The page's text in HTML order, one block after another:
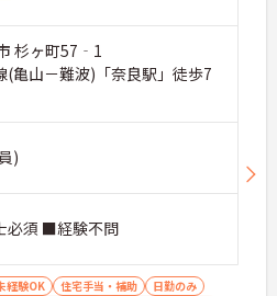
杉ヶ町57‐1
(亀山－難波)「奈良駅」徒歩7
)
必須 ■経験不問
経験OK 住宅手当・補助
日勤のみ